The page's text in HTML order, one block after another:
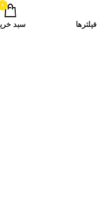
میدان منیریه
پلاک ۱
فیلترها
0
سبد